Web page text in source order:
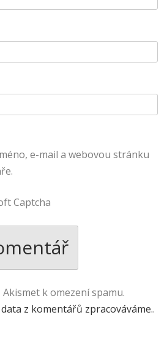
e-mail a webovou stránku
Captcha
k omezení spamu.
z komentářů zpracováváme..